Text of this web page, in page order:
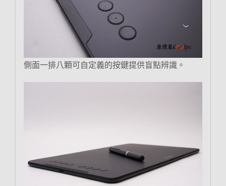
側面一排八顆可自定義的按鍵提供盲點辨識。